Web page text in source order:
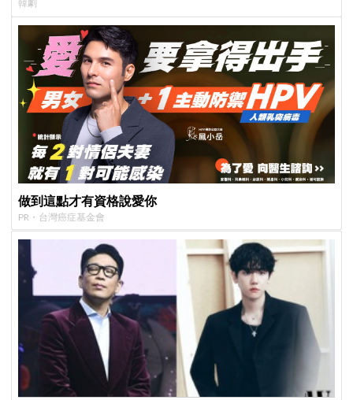
韓劇
做到這點才有資格說愛你
PR・台灣癌症基金會